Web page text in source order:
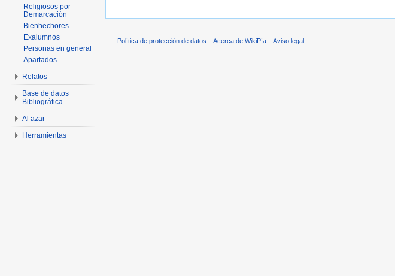
Religiosos por
Demarcación
Bienhechores
Exalumnos
Personas en general
Apartados
Relatos
Base de datos
Bibliográfica
Al azar
Herramientas
Política de protección de datos Acerca de WikiPía Aviso legal